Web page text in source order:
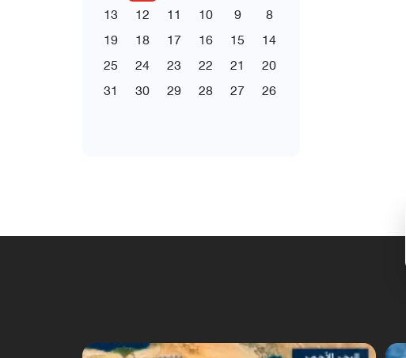
8
9
10
11
12
13
14
15
16
17
18
19
20
21
22
23
24
25
26
27
28
29
30
31